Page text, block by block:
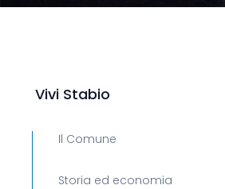
Vivi Stabio
Il Comune
Storia ed economia